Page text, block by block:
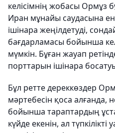
келісімнің жобасы Ормұз
Иран мұнайы саудасына
ішінара жеңілдетуді,
бағдарламасы бойынша
мүмкін. Бұған жауап
порттарын ішінара
Бұл ретте дереккөздер
мәртебесін қоса алғанда,
бойынша тараптардың
күйде екенін, ал түпкілікті